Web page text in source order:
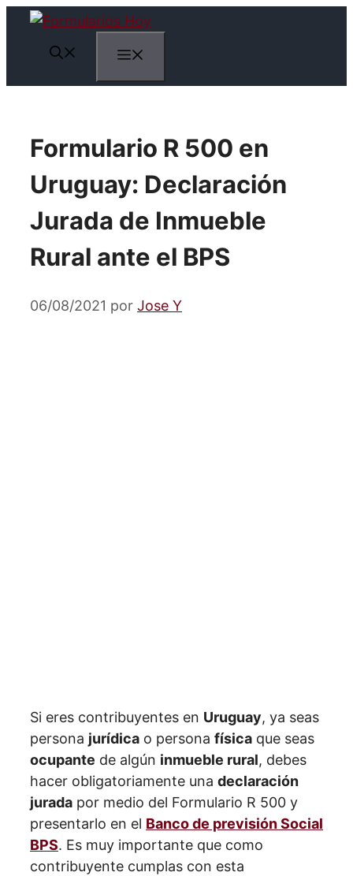
Saltar
contenido
Formulario R 500 en
Uruguay: Declaración
Jurada de Inmueble
Rural ante el BPS
06/08/2021 por Jose Y
Si eres contribuyentes en Uruguay, ya seas
persona jurídica o persona física que seas
ocupante de algún inmueble rural, debes
hacer obligatoriamente una declaración
jurada por medio del Formulario R 500 y
presentarlo en el Banco de previsión Social
BPS. Es muy importante que como
contribuyente cumplas con esta